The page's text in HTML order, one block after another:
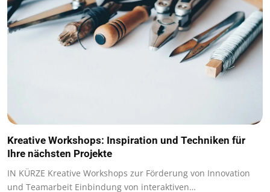
Kreative Workshops: Inspiration und Techniken für
Ihre nächsten Projekte
IN KÜRZE Kreative Workshops zur Förderung von Innovation
und Teamarbeit Einbindung von interaktiven…